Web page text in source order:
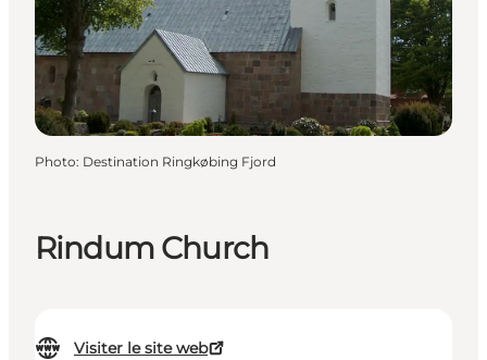
Planifiez votre voyage
Rindum Church
Visiter le site web
Photo: Destination Ringkøbing Fjord